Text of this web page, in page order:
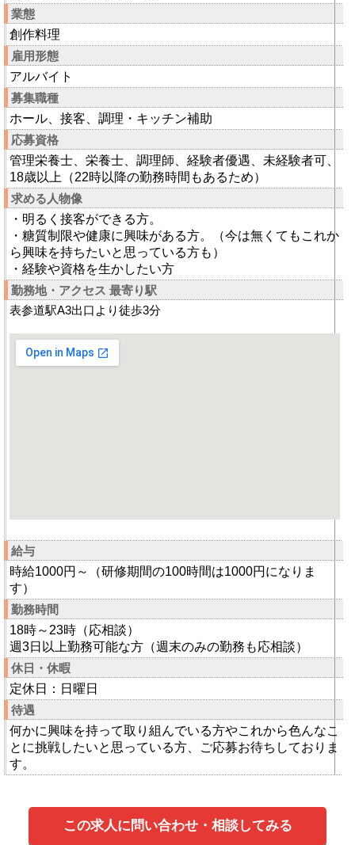
業態
創作料理
雇用形態
アルバイト
募集職種
ホール、接客、調理・キッチン補助
応募資格
管理栄養士、栄養士、調理師、経験者優遇、未経験者可、
18歳以上（22時以降の勤務時間もあるため）
求める人物像
・明るく接客ができる方。
・糖質制限や健康に興味がある方。（今は無くてもこれか
ら興味を持ちたいと思っている方も）
・経験や資格を生かしたい方
勤務地・アクセス 最寄り駅
表参道駅A3出口より徒歩3分
給与
時給1000円～（研修期間の100時間は1000円になりま
す）
勤務時間
18時～23時（応相談）
週3日以上勤務可能な方（週末のみの勤務も応相談）
休日・休暇
定休日：日曜日
待遇
何かに興味を持って取り組んでいる方やこれから色んなこ
とに挑戦したいと思っている方、ご応募お待ちしておりま
す。
この求人に問い合わせ・相談してみる